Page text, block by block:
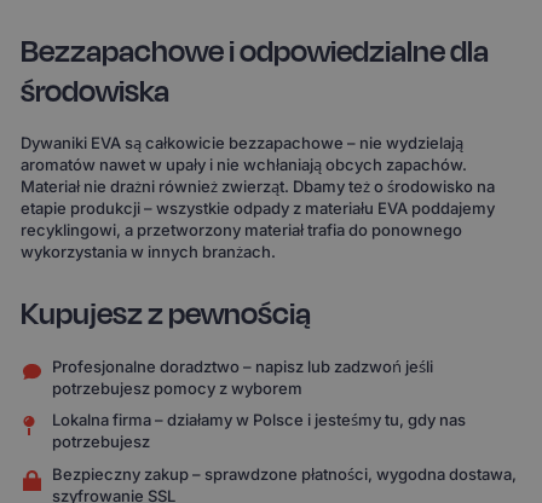
Bezzapachowe i odpowiedzialne dla
środowiska
Dywaniki EVA są całkowicie bezzapachowe – nie wydzielają
aromatów nawet w upały i nie wchłaniają obcych zapachów.
Materiał nie drażni również zwierząt. Dbamy też o środowisko na
etapie produkcji – wszystkie odpady z materiału EVA poddajemy
recyklingowi, a przetworzony materiał trafia do ponownego
wykorzystania w innych branżach.
Kupujesz z pewnością
Profesjonalne doradztwo – napisz lub zadzwoń jeśli
potrzebujesz pomocy z wyborem
Lokalna firma – działamy w Polsce i jesteśmy tu, gdy nas
potrzebujesz
Bezpieczny zakup – sprawdzone płatności, wygodna dostawa,
szyfrowanie SSL